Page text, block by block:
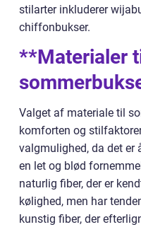
stilarter inkluderer
chiffonbukser.
**Materialer
Valget af materiale til
komforten og
valgmulighed, da det er
en let og blød
naturlig fiber, der er
kølighed, men har
kunstig fiber, der